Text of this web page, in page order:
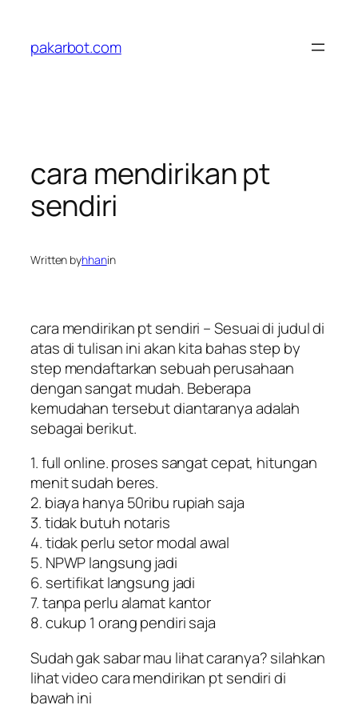
content
pakarbot.com
cara mendirikan pt
sendiri
Written byhhanin
cara mendirikan pt sendiri – Sesuai di judul di
atas di tulisan ini akan kita bahas step by
step mendaftarkan sebuah perusahaan
dengan sangat mudah. Beberapa
kemudahan tersebut diantaranya adalah
sebagai berikut.
1. full online. proses sangat cepat, hitungan
menit sudah beres.
2. biaya hanya 50ribu rupiah saja
3. tidak butuh notaris
4. tidak perlu setor modal awal
5. NPWP langsung jadi
6. sertifikat langsung jadi
7. tanpa perlu alamat kantor
8. cukup 1 orang pendiri saja
Sudah gak sabar mau lihat caranya? silahkan
lihat video cara mendirikan pt sendiri di
bawah ini